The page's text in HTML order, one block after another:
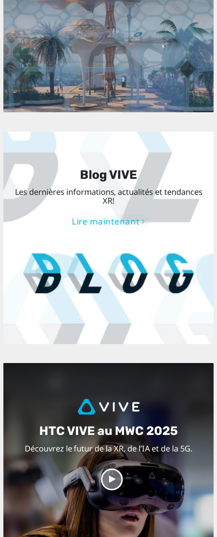
Blog VIVE
Les dernières informations, actualités et tendances
XR!
Lire maintenant
HTC VIVE au MWC 2025
Découvrez le futur de la XR, de l’IA et de la 5G.
Play
Video